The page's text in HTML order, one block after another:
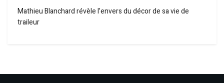
Mathieu Blanchard révèle l’envers du décor de sa vie de
traileur